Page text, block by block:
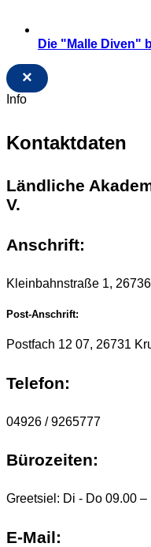
Die "Malle Diven"
×
Info
Kontaktdaten
Ländliche
V.
Anschrift:
Kleinbahnstraße 1,
Post-Anschrift:
Postfach 12 07, 26731
Telefon:
04926 / 9265777
Bürozeiten:
Greetsiel: Di - Do 09.00 –
E-Mail: